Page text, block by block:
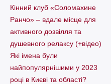
Кінний клуб «Соломахине
Ранчо» – вдале місце для
активного дозвілля та
душевного релаксу (+відео)
Які імена були
найпопулярнішими у 2023
році в Києві та області?